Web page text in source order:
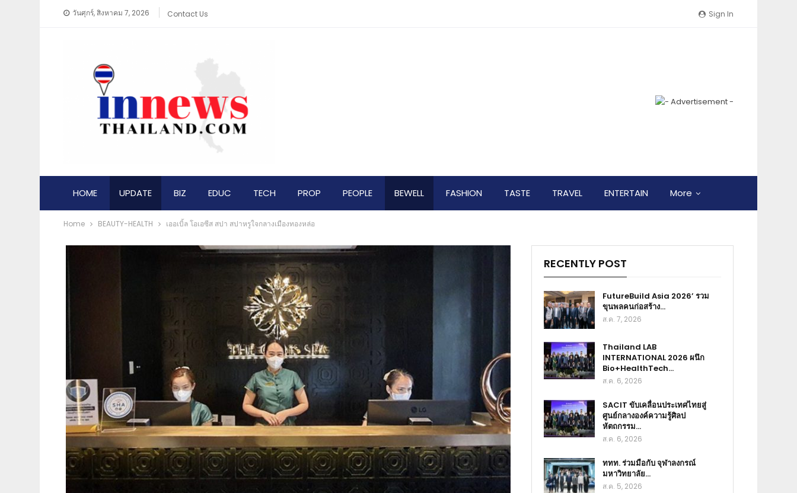
Sign In
วันศุกร์, สิงหาคม 7, 2026 Contact Us
HOME UPDATE BIZ EDUC TECH PROP PEOPLE BEWELL FASHION TASTE TRAVEL ENTERTAIN More
Home BEAUTY-HEALTH เออเบิ้ล โอเอซีส สปา สปาหรูใจกลางเมืองทองหล่อ
RECENTLY POST
FutureBuild Asia 2026’ รวม
ขุนพลคนก่อสร้าง…
ส.ค. 7, 2026
Thailand LAB
INTERNATIONAL 2026 ผนึก
Bio+HealthTech…
ส.ค. 6, 2026
SACIT ขับเคลื่อนประเทศไทยสู่
ศูนย์กลางองค์ความรู้ศิลป
หัตถกรรม…
ส.ค. 6, 2026
ททท. ร่วมมือกับ จุฬาลงกรณ์
มหาวิทยาลัย…
ส.ค. 5, 2026